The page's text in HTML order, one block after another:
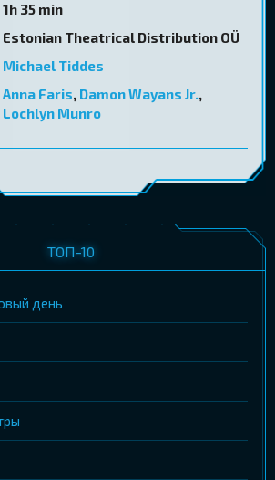
1h 35 min
Estonian Theatrical Distribution OÜ
Michael Tiddes
Anna Faris, Damon Wayans Jr.,
Lochlyn Munro
ТОП-10
день